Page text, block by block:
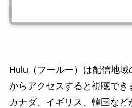
Hulu（フールー）は配信地
からアクセスすると視聴でき
カナダ、イギリス、韓国な